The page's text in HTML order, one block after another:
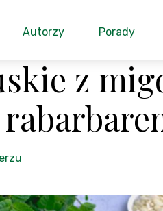
Autorzy Porady
z